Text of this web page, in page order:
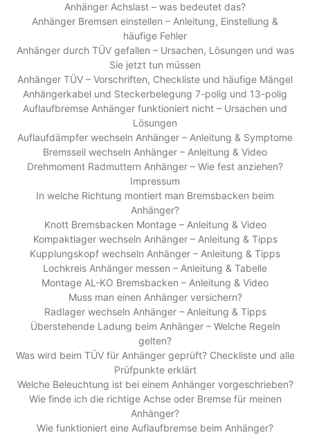
Anhänger Achslast – was bedeutet das?
Anhänger Bremsen einstellen – Anleitung, Einstellung &
häufige Fehler
Anhänger durch TÜV gefallen – Ursachen, Lösungen und was
Sie jetzt tun müssen
Anhänger TÜV – Vorschriften, Checkliste und häufige Mängel
Anhängerkabel und Steckerbelegung 7-polig und 13-polig
Auflaufbremse Anhänger funktioniert nicht – Ursachen und
Lösungen
Auflaufdämpfer wechseln Anhänger – Anleitung & Symptome
Bremsseil wechseln Anhänger – Anleitung & Video
Drehmoment Radmuttern Anhänger – Wie fest anziehen?
Impressum
In welche Richtung montiert man Bremsbacken beim
Anhänger?
Knott Bremsbacken Montage – Anleitung & Video
Kompaktlager wechseln Anhänger – Anleitung & Tipps
Kupplungskopf wechseln Anhänger – Anleitung & Tipps
Lochkreis Anhänger messen – Anleitung & Tabelle
Montage AL-KO Bremsbacken – Anleitung & Video
Muss man einen Anhänger versichern?
Radlager wechseln Anhänger – Anleitung & Tipps
Überstehende Ladung beim Anhänger – Welche Regeln
gelten?
Was wird beim TÜV für Anhänger geprüft? Checkliste und alle
Prüfpunkte erklärt
Welche Beleuchtung ist bei einem Anhänger vorgeschrieben?
Wie finde ich die richtige Achse oder Bremse für meinen
Anhänger?
Wie funktioniert eine Auflaufbremse beim Anhänger?